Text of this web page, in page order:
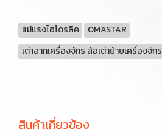
แม่แรงไฮโดรลิค
OMASTAR
เต่าลากเครื่องจักร ล้อเต่าย้ายเครื่องจักร
สินค้าเกี่ยวข้อง